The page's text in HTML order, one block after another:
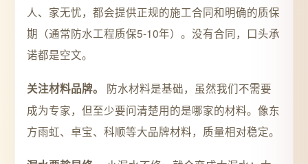
人、家无忧，都会提供正规的施工合同和明确的质保
期（通常防水工程质保5-10年）。没有合同，口头承
诺都是空文。
关注材料品牌。
防水材料是基础，虽然我们不需要
成为专家，但至少要问清楚用的是哪家的材料。像东
方雨虹、卓宝、科顺等大品牌材料，质量相对稳定。